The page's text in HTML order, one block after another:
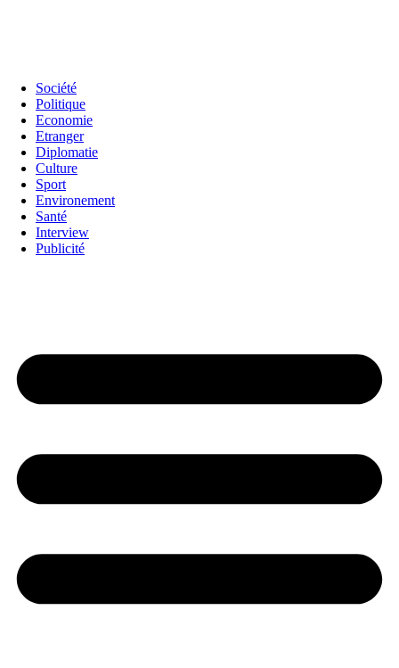
Société
Politique
Economie
Etranger
Diplomatie
Culture
Sport
Environement
Santé
Interview
Publicité